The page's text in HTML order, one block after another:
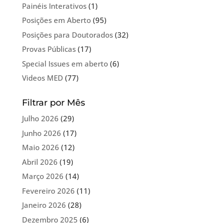
Painéis Interativos(1)
Posições em Aberto(95)
Posições para Doutorados(32)
Provas Públicas(17)
Special Issues em aberto(6)
Videos MED (77)
Filtrar por Mês
Julho 2026 (29)
Junho 2026 (17)
Maio 2026 (12)
Abril 2026 (19)
Março 2026 (14)
Fevereiro 2026 (11)
Janeiro 2026 (28)
Dezembro 2025 (6)